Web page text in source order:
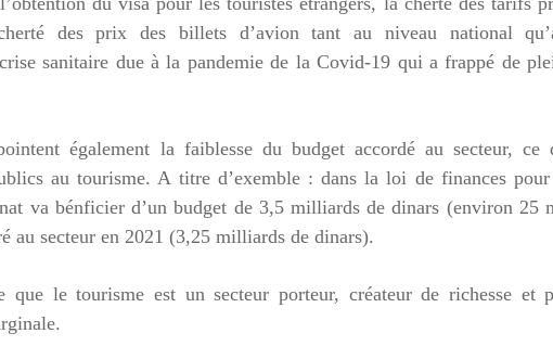
des prix des billets d’avion tant au niveau national
sanitaire due à la pandemie de la Covid-19 qui a frappé de
également la faiblesse du budget accordé au secteur, ce
au tourisme. A titre d’exemble : dans la loi de finances pour
va bénficier d’un budget de 3,5 milliards de dinars (environ 25
au secteur en 2021 (3,25 milliards de dinars).
le tourisme est un secteur porteur, créateur de richesse et